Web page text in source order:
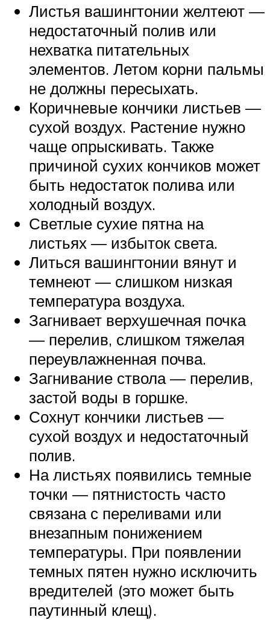
Листья вашингтонии желтеют —
недостаточный полив или
нехватка питательных
элементов. Летом корни пальмы
не должны пересыхать.
Коричневые кончики листьев —
сухой воздух. Растение нужно
чаще опрыскивать. Также
причиной сухих кончиков может
быть недостаток полива или
холодный воздух.
Светлые сухие пятна на
листьях — избыток света.
Литься вашингтонии вянут и
темнеют — слишком низкая
температура воздуха.
Загнивает верхушечная почка
— перелив, слишком тяжелая
переувлажненная почва.
Загнивание ствола — перелив,
застой воды в горшке.
Сохнут кончики листьев —
сухой воздух и недостаточный
полив.
На листьях появились темные
точки — пятнистость часто
связана с переливами или
внезапным понижением
температуры. При появлении
темных пятен нужно исключить
вредителей (это может быть
паутинный клещ).